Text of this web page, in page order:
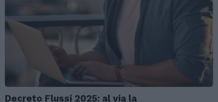
Decreto Flussi 2025: al via la